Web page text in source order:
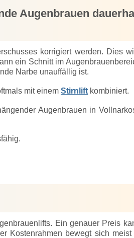
Augenbrauen
korrigiert werden. Dies
ein Schnitt im
Narbe unauffällig ist.
mit einemStirnlift kombiniert.
Augenbrauen in
Ein genauer Preis
Kostenrahmen bewegt sich meist